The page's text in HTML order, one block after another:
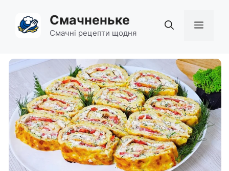
вмісту
Смачненьке
Смачні рецепти щодня